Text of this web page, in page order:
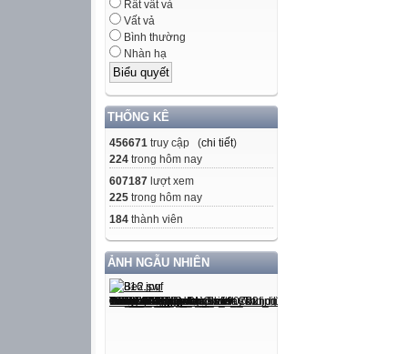
Rất vất vả
Vất vả
Bình thường
Nhàn hạ
THỐNG KÊ
456671 truy cập (chi tiết)
224 trong hôm nay
607187 lượt xem
225 trong hôm nay
184 thành viên
ẢNH NGẪU NHIÊN